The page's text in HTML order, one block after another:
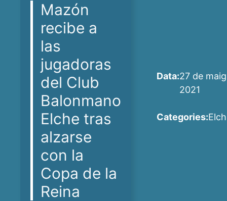
Mazón
recibe a
las
jugadoras
del Club
Balonmano
Elche tras
alzarse
con la
Copa de la
Reina
Data:27 de
2021
Categories: